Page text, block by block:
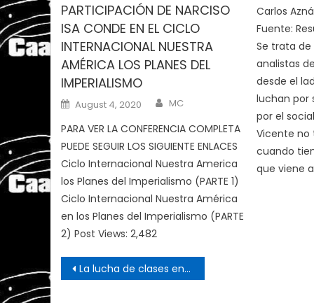
PARTICIPACIÓN DE NARCISO
ISA CONDE EN EL CICLO
INTERNACIONAL NUESTRA
AMÉRICA LOS PLANES DEL
IMPERIALISMO
Posted
on
August 4, 2020 Author
MC
PARA VER LA CONFERENCIA COMPLETA
PUEDE SEGUIR LOS SIGUIENTE ENLACES
Ciclo Internacional Nuestra America
los Planes del Imperialismo (PARTE 1)
Ciclo Internacional Nuestra América
en los Planes del Imperialismo (PARTE
2) Post Views: 2,482
Carlos
Fuente:
Se trata de
analistas
desde el
luchan por
por el
Vicente no
cuando
que viene
Post
navigation
La lucha de clases en Estados Unidos